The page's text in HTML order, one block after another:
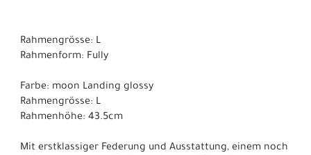
Rahmengrösse: L
Rahmenform: Fully
Farbe: moon Landing glossy
Rahmengrösse: L
Rahmenhöhe: 43.5cm
Mit erstklassiger Federung und Ausstattung, einem noch